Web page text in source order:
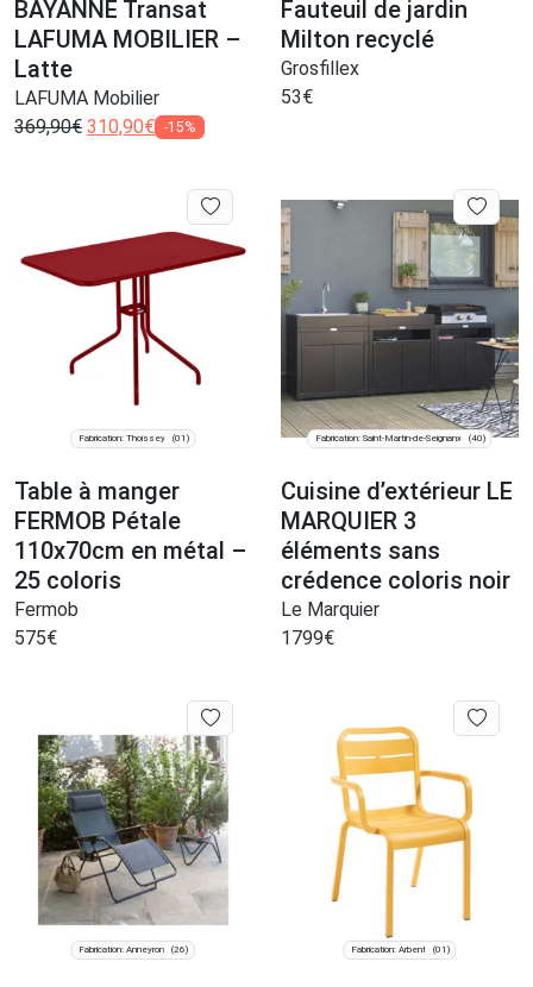
BAYANNE Transat
LAFUMA MOBILIER –
Latte
LAFUMA Mobilier
369,90€ 310,90€ -15%
Fauteuil de jardin
Milton recyclé
Grosfillex
53€
Fabrication: Thoissey (01)
Table à manger
FERMOB Pétale
110x70cm en métal –
25 coloris
Fermob
575€
Fabrication: Saint-Martin-de-Seignanx (40)
Cuisine d’extérieur LE
MARQUIER 3
éléments sans
crédence coloris noir
Le Marquier
1799€
Fabrication: Anneyron (26) Fabrication: Arbent (01)